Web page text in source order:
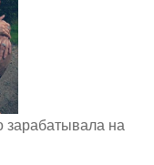
зарабатывала на